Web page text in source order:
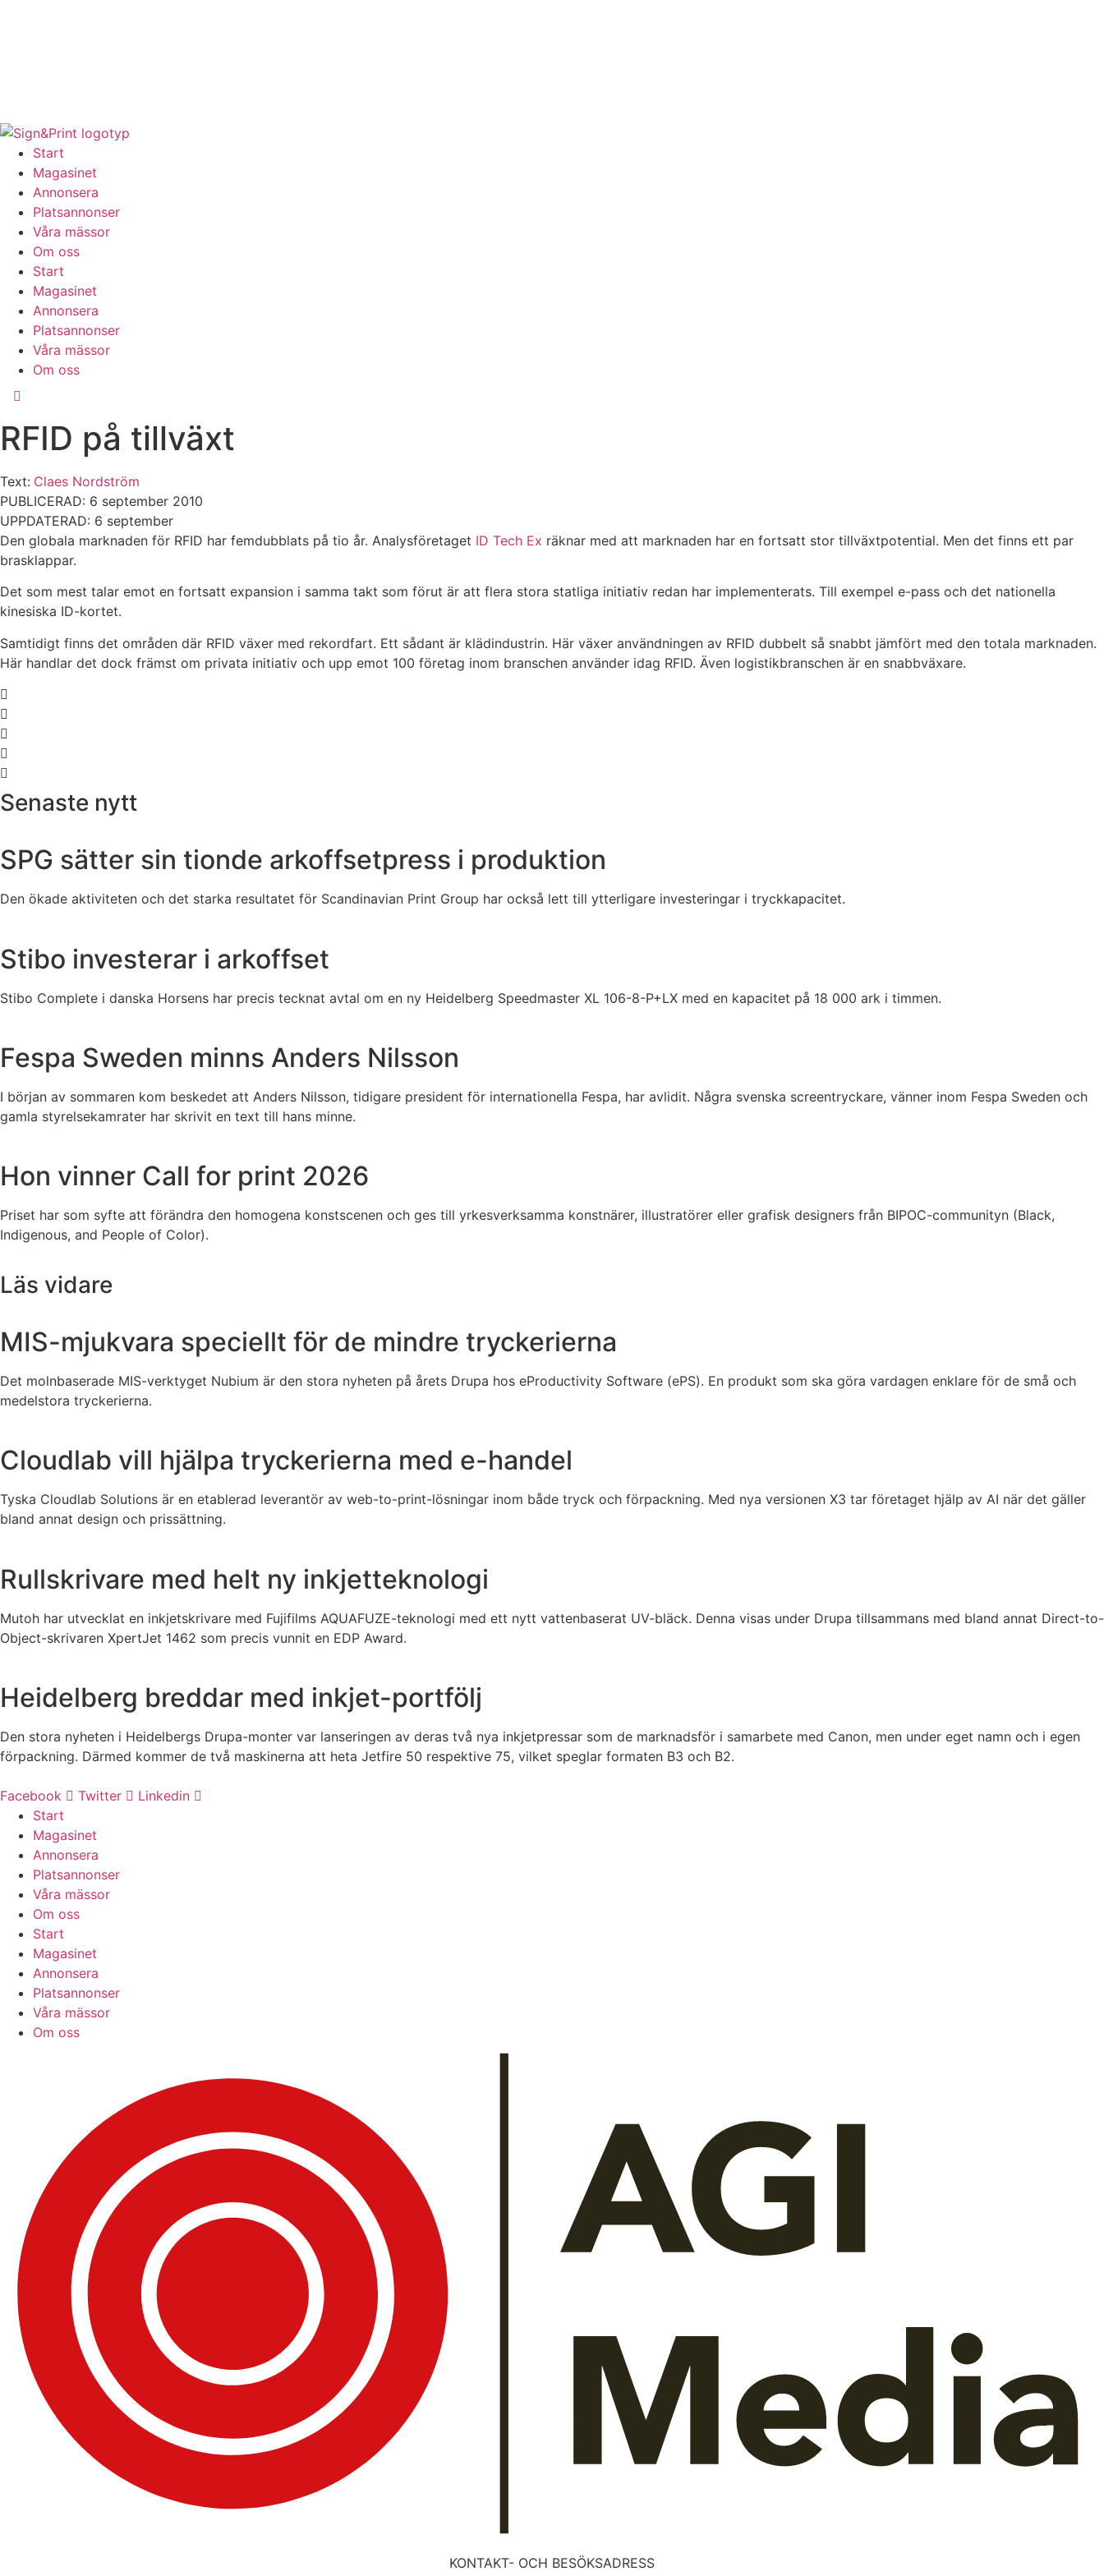
Start
Magasinet
Annonsera
Platsannonser
Våra mässor
Om oss
Start
Magasinet
Annonsera
Platsannonser
Våra mässor
Om oss
RFID på tillväxt
Text: Claes Nordström
PUBLICERAD: 6 september 2010
UPPDATERAD: 6 september
Den globala marknaden för RFID har femdubblats på tio år. Analysföretaget ID Tech Ex räknar med att marknaden har en fortsatt stor tillväxtpotential. Men det finns ett par
brasklappar.
Det som mest talar emot en fortsatt expansion i samma takt som förut är att flera stora statliga initiativ redan har implementerats. Till exempel e-pass och det nationella
kinesiska ID-kortet.
Samtidigt finns det områden där RFID växer med rekordfart. Ett sådant är klädindustrin. Här växer användningen av RFID dubbelt så snabbt jämfört med den totala marknaden.
Här handlar det dock främst om privata initiativ och upp emot 100 företag inom branschen använder idag RFID. Även logistikbranschen är en snabbväxare.
Senaste nytt
SPG sätter sin tionde arkoffsetpress i produktion
Den ökade aktiviteten och det starka resultatet för Scandinavian Print Group har också lett till ytterligare investeringar i tryckkapacitet.
Stibo investerar i arkoffset
Stibo Complete i danska Horsens har precis tecknat avtal om en ny Heidelberg Speedmaster XL 106-8-P+LX med en kapacitet på 18 000 ark i timmen.
Fespa Sweden minns Anders Nilsson
I början av sommaren kom beskedet att Anders Nilsson, tidigare president för internationella Fespa, har avlidit. Några svenska screentryckare, vänner inom Fespa Sweden och
gamla styrelsekamrater har skrivit en text till hans minne.
Hon vinner Call for print 2026
Priset har som syfte att förändra den homogena konstscenen och ges till yrkesverksamma konstnärer, illustratörer eller grafisk designers från BIPOC-communityn (Black,
Indigenous, and People of Color).
Läs vidare
MIS-mjukvara speciellt för de mindre tryckerierna
Det molnbaserade MIS-verktyget Nubium är den stora nyheten på årets Drupa hos eProductivity Software (ePS). En produkt som ska göra vardagen enklare för de små och
medelstora tryckerierna.
Cloudlab vill hjälpa tryckerierna med e-handel
Tyska Cloudlab Solutions är en etablerad leverantör av web-to-print-lösningar inom både tryck och förpackning. Med nya versionen X3 tar företaget hjälp av AI när det gäller
bland annat design och prissättning.
Rullskrivare med helt ny inkjetteknologi
Mutoh har utvecklat en inkjetskrivare med Fujifilms AQUAFUZE-teknologi med ett nytt vattenbaserat UV-bläck. Denna visas under Drupa tillsammans med bland annat Direct-to-
Object-skrivaren XpertJet 1462 som precis vunnit en EDP Award.
Heidelberg breddar med inkjet-portfölj
Den stora nyheten i Heidelbergs Drupa-monter var lanseringen av deras två nya inkjetpressar som de marknadsför i samarbete med Canon, men under eget namn och i egen
förpackning. Därmed kommer de två maskinerna att heta Jetfire 50 respektive 75, vilket speglar formaten B3 och B2.
Facebook Twitter
Linkedin
Start
Magasinet
Annonsera
Platsannonser
Våra mässor
Om oss
Start
Magasinet
Annonsera
Platsannonser
Våra mässor
Om oss
KONTAKT- OCH BESÖKSADRESS